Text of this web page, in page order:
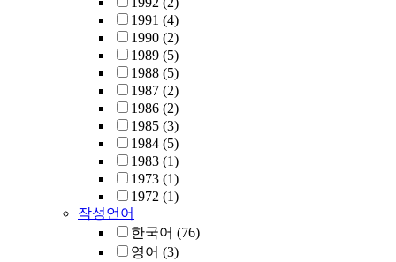
1991 (4)
1990 (2)
1989 (5)
1988 (5)
1987 (2)
1986 (2)
1985 (3)
1984 (5)
1983 (1)
1973 (1)
1972 (1)
작성언어
한국어 (76)
영어 (3)